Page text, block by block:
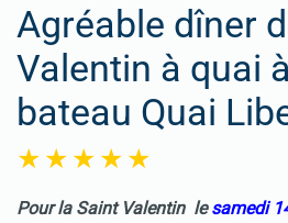
Agréable dîner
Valentin à quai
bateau Quai
Pour la Saint Valentin lesamedi